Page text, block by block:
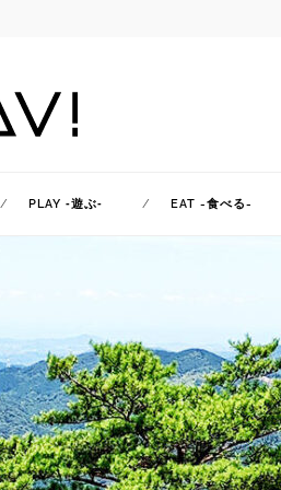
PLAY ‐遊ぶ‐ EAT -食べる-